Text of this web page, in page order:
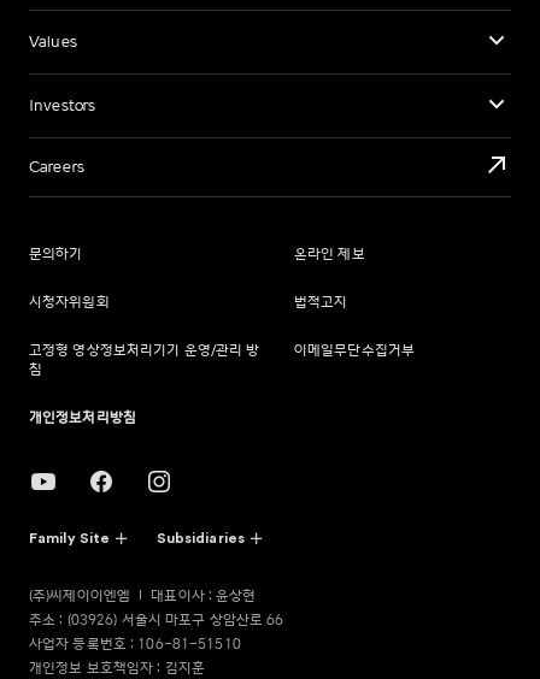
Values
Investors
Careers
문의하기 온라인 제보
시청자위원회 법적고지
고정형 영상정보처리기기 운영/관리 방
침
이메일무단수집거부
개인정보처리방침
Family Site Subsidiaries
(주)씨제이이엔엠
대표이사 : 윤상현
주소 : (03926) 서울시 마포구 상암산로 66
사업자 등록번호 : 106-81-51510
개인정보 보호책임자 : 김지훈